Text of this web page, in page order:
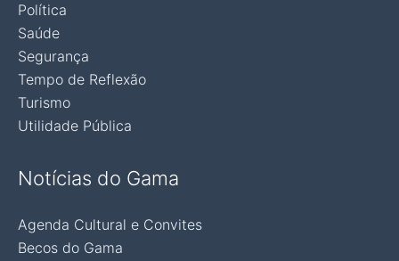
Política
Saúde
Segurança
Tempo de Reflexão
Turismo
Utilidade Pública
Notícias do Gama
Agenda Cultural e Convites
Becos do Gama